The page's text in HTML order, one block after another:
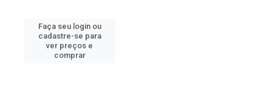
Faça seu login ou
cadastre-se para
ver preços e
comprar